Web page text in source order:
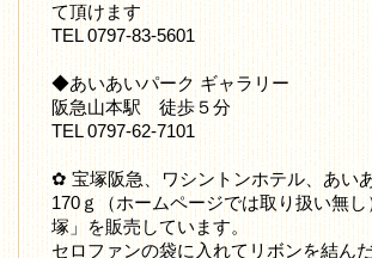
て頂けます
TEL 0797-83-5601
◆あいあいパーク ギャラリー
阪急山本駅 徒歩５分
TEL 0797-62-7101
✿ 宝塚阪急、ワシントンホテル、あい
170ｇ（ホームページでは取り扱い無
塚」を販売しています。
セロファンの袋に入れてリボンを結ん